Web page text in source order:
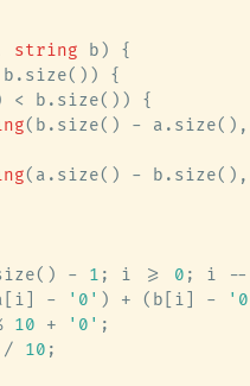
string b)
{
{
< b.size()) {
(b.size() - a.size(),
(a.size() - b.size(),
- 1 ; i >= 0 ; i --
- '0' ) + (b[i] -
10 + '0' ;
/
10 ;